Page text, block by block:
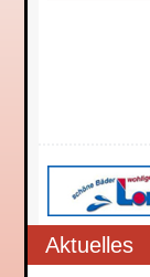
Aktuelles